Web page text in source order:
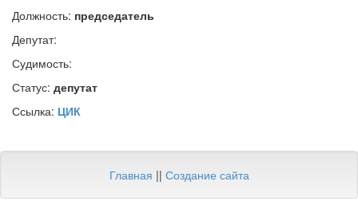
Должность: председатель
Депутат:
Судимость:
Статус: депутат
Ссылка: ЦИК
Главная || Создание сайта